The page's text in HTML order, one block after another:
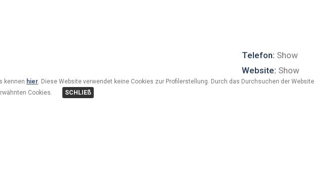
Telefon: Show
Website: Show
kennen hier. Diese Website verwendet keine Cookies zur Profilerstellung. Durch das Durchsuchen der Website
Cookies.
SCHLIEß